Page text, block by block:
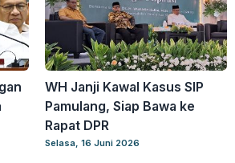
WH Janji Kawal Kasus SIP
Pamulang, Siap Bawa ke
Rapat DPR
Selasa, 16 Juni 2026